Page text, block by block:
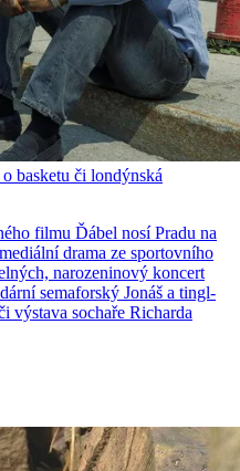
basketu či londýnská
filmu Ďábel nosí Pradu na
drama ze sportovního
narozeninový koncert
semaforský Jonáš a tingl-
výstava sochaře Richarda